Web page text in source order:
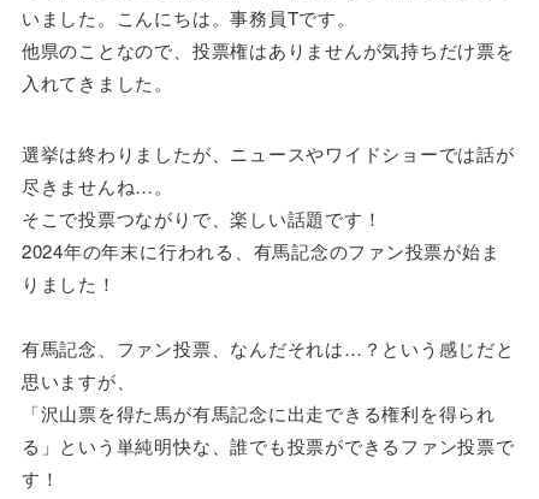
いました。こんにちは。事務員Tです。
他県のことなので、投票権はありませんが気持ちだけ票を
入れてきました。
選挙は終わりましたが、ニュースやワイドショーでは話が
尽きませんね…。
そこで投票つながりで、楽しい話題です！
2024年の年末に行われる、有馬記念のファン投票が始ま
りました！
有馬記念、ファン投票、なんだそれは…？という感じだと
思いますが、
「沢山票を得た馬が有馬記念に出走できる権利を得られ
る」という単純明快な、誰でも投票ができるファン投票で
す！